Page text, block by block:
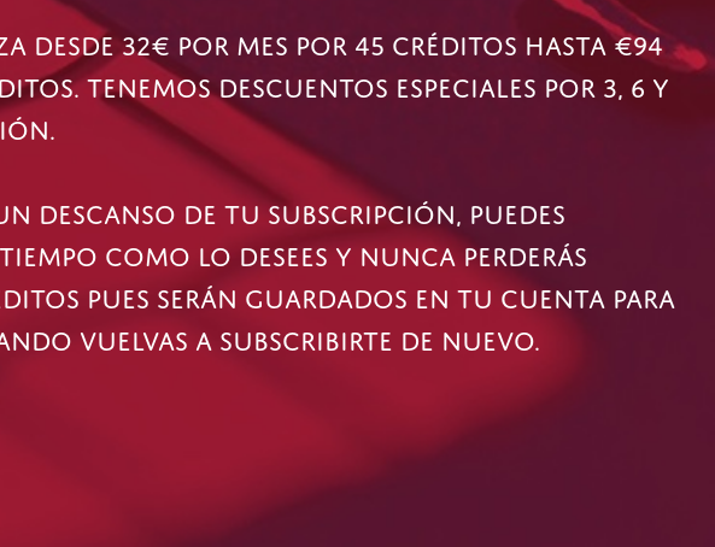
DESDE 32€ POR MES POR 45 CRÉDITOS HASTA €94
TENEMOS DESCUENTOS ESPECIALES POR 3, 6 Y
DESCANSO DE TU SUBSCRIPCIÓN, PUEDES
COMO LO DESEES Y NUNCA PERDERÁS
PUES SERÁN GUARDADOS EN TU CUENTA PARA
VUELVAS A SUBSCRIBIRTE DE NUEVO.